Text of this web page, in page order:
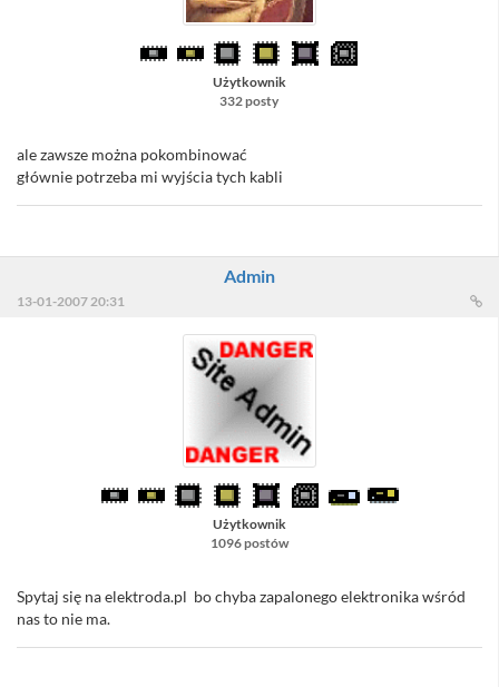
Użytkownik
332 posty
ale zawsze można pokombinować
głównie potrzeba mi wyjścia tych kabli
Admin
13-01-2007 20:31
Użytkownik
1096 postów
Spytaj się na elektroda.pl bo chyba zapalonego elektronika wśród
nas to nie ma.